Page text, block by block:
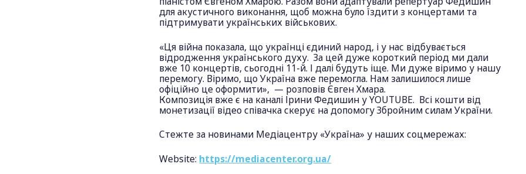
для акустичного виконання, щоб можна було їздити з концертами та
підтримувати українських військових.
«Ця війна показала, що українці єдиний народ, і у нас відбувається
відродження українського духу. За цей дуже короткий період ми дали
вже 10 концертів, сьогодні 11-й. І далі будуть іще. Ми дуже віримо у нашу
перемогу. Віримо, що Україна вже перемогла. Нам залишилося лише
офіційно це оформити», — розповів Євген Хмара.
Композиція вже є на каналі Ірини Федишин у YOUTUBE. Всі кошти від
монетизації відео співачка скерує на допомогу Збройним силам України.
Стежте за новинами Медіацентру «Україна» у наших соцмережах:
Website: https://mediacenter.org.ua/